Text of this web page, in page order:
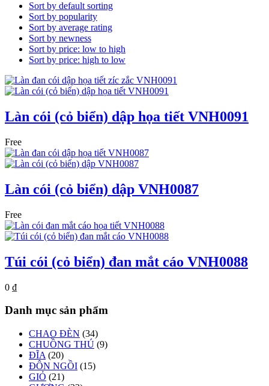
Sort by default sorting
Sort by popularity
Sort by average rating
Sort by newness
Sort by price: low to high
Sort by price: high to low
Làn cói (cỏ biển) dập họa tiết VNH0091
Free
Làn cói (cỏ biển) dập VNH0087
Free
Túi cói (cỏ biển) đan mắt cáo VNH0088
0 ₫
Danh mục sản phẩm
CHAO ĐÈN (34)
CHUỒNG THÚ (9)
ĐĨA (20)
ĐÔN NGỒI (15)
GIỎ (21)